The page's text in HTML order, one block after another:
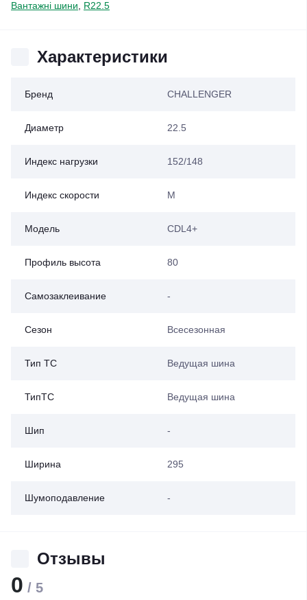
Вантажні шини
R22.5
Характеристики
Бренд CHALLENGER
Диаметр 22.5
Индекс нагрузки 152/148
Индекс скорости M
Модель CDL4+
Профиль высота 80
Самозаклеивание -
Сезон Всесезонная
Тип ТС Ведущая шина
ТипТС Ведущая шина
Шип -
Ширина 295
Шумоподавление -
Отзывы
0 / 5